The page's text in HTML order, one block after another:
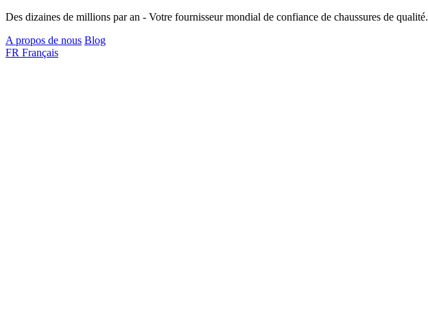
Des dizaines de millions par an - Votre fournisseur mondial de confiance de chaussures de qualité.
A propos de nous Blog
FR Français